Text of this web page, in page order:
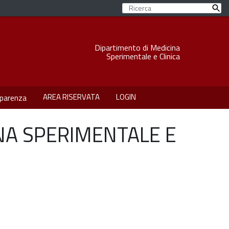
Dipartimento di Medicina
Sperimentale e Clinica
AREA RISERVATA LOGIN
SPERIMENTALE E